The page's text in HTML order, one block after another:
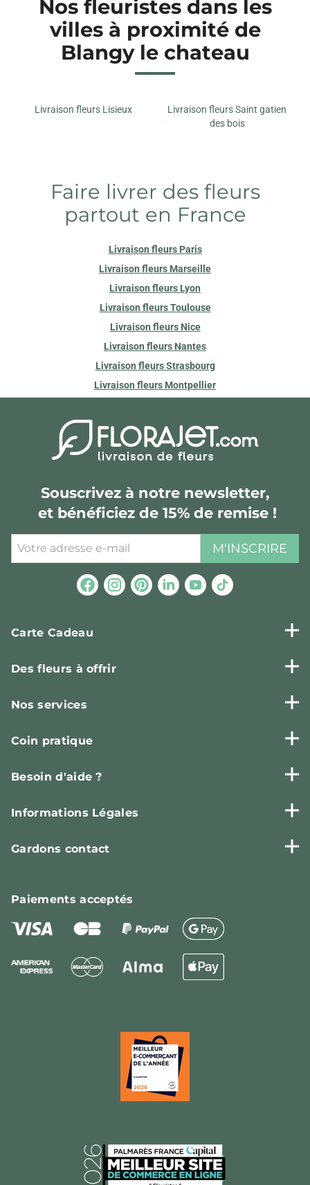
Nos fleuristes dans les
villes à proximité de
Blangy le chateau
Livraison fleurs Lisieux
Livraison fleurs Saint gatien
des bois
Faire livrer des fleurs
partout en France
Livraison fleurs Paris
Livraison fleurs Marseille
Livraison fleurs Lyon
Livraison fleurs Toulouse
Livraison fleurs Nice
Livraison fleurs Nantes
Livraison fleurs Strasbourg
Livraison fleurs Montpellier
Souscrivez à notre newsletter,
et bénéficiez de 15% de remise !
M'INSCRIRE
Carte Cadeau
Des fleurs à offrir
Nos services
Coin pratique
Besoin d'aide ?
Informations Légales
Gardons contact
Paiementsacceptés